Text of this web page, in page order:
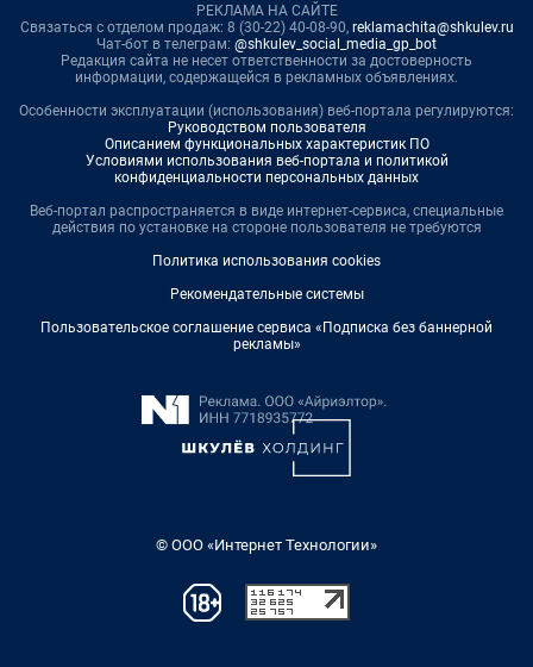
РЕКЛАМА НА САЙТЕ
Связаться с отделом продаж: 8 (30-22) 40-08-90, reklamachita@shkulev.ru
Чат-бот в телеграм: @shkulev_social_media_gp_bot
Редакция сайта не несет ответственности за достоверность
информации, содержащейся в рекламных объявлениях.
Особенности эксплуатации (использования) веб-портала регулируются:
Руководством пользователя
Описанием функциональных характеристик ПО
Условиями использования веб-портала и политикой
конфиденциальности персональных данных
Веб-портал распространяется в виде интернет-сервиса, специальные
действия по установке на стороне пользователя не требуются
Политика использования cookies
Рекомендательные системы
Пользовательское соглашение сервиса «Подписка без баннерной
рекламы»
© ООО «Интернет Технологии»